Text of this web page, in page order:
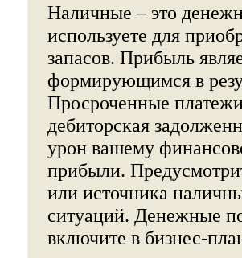
Наличные – это
используете для
запасов. Прибыль
формирующимся в
Просроченные
дебиторская
урон вашему
прибыли.
или источника
ситуаций. Денежные
включите в бизнес-